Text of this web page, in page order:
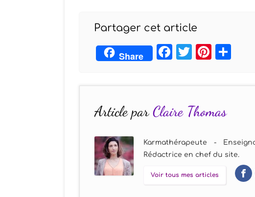
Partager cet article
Share Facebook
Twitter
Article parClaire Thomas
Karmathérapeute -
Rédactrice en chef du site.
Voir tous mes articles